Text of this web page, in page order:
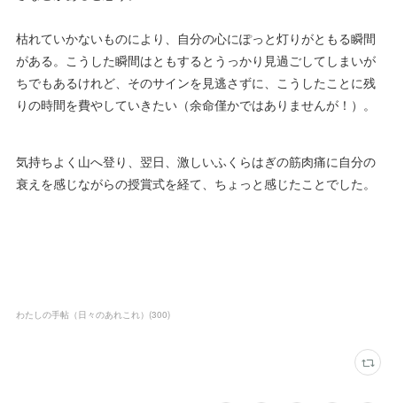
枯れていかないものにより、自分の心にぽっと灯りがともる瞬間
がある。こうした瞬間はともするとうっかり見過ごしてしまいが
ちでもあるけれど、そのサインを見逃さずに、こうしたことに残
りの時間を費やしていきたい（余命僅かではありませんが！）。
気持ちよく山へ登り、翌日、激しいふくらはぎの筋肉痛に自分の
衰えを感じながらの授賞式を経て、ちょっと感じたことでした。
わたしの手帖（日々のあれこれ） (300)